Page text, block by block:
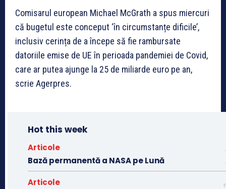
Comisarul european Michael McGrath a spus miercuri
că bugetul este conceput ‘în circumstanțe dificile’,
inclusiv cerința de a începe să fie rambursate
datoriile emise de UE în perioada pandemiei de Covid,
care ar putea ajunge la 25 de miliarde euro pe an,
scrie Agerpres.
Hot this week
Articole
Bază permanentă a NASA pe Lună
Articole